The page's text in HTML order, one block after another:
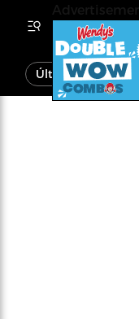
Última Hora